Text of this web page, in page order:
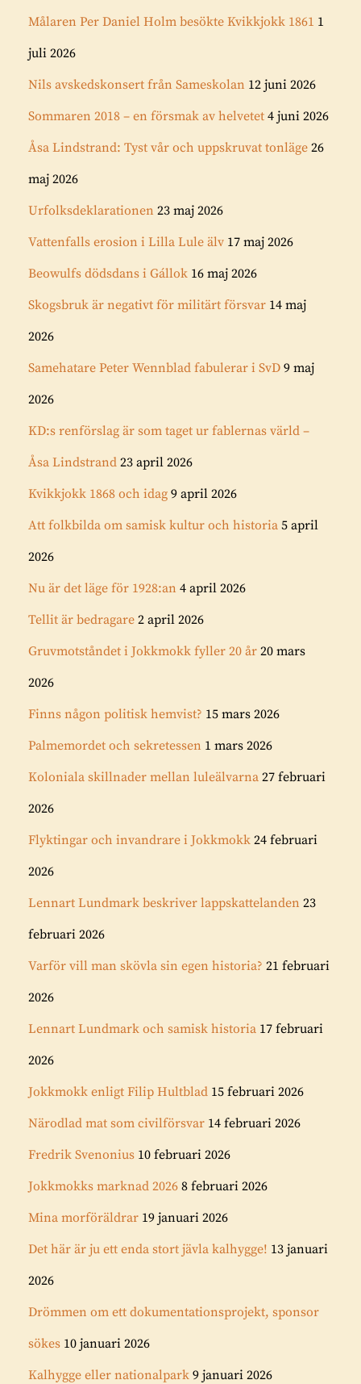
Målaren Per Daniel Holm besökte Kvikkjokk 1861 1
juli 2026
Nils avskedskonsert från Sameskolan 12 juni 2026
Sommaren 2018 – en försmak av helvetet 4 juni 2026
Åsa Lindstrand: Tyst vår och uppskruvat tonläge 26
maj 2026
Urfolksdeklarationen 23 maj 2026
Vattenfalls erosion i Lilla Lule älv 17 maj 2026
Beowulfs dödsdans i Gállok 16 maj 2026
Skogsbruk är negativt för militärt försvar 14 maj
2026
Samehatare Peter Wennblad fabulerar i SvD 9 maj
2026
KD:s renförslag är som taget ur fablernas värld –
Åsa Lindstrand 23 april 2026
Kvikkjokk 1868 och idag 9 april 2026
Att folkbilda om samisk kultur och historia 5 april
2026
Nu är det läge för 1928:an 4 april 2026
Tellit är bedragare 2 april 2026
Gruvmotståndet i Jokkmokk fyller 20 år 20 mars
2026
Finns någon politisk hemvist? 15 mars 2026
Palmemordet och sekretessen 1 mars 2026
Koloniala skillnader mellan luleälvarna 27 februari
2026
Flyktingar och invandrare i Jokkmokk 24 februari
2026
Lennart Lundmark beskriver lappskattelanden 23
februari 2026
Varför vill man skövla sin egen historia? 21 februari
2026
Lennart Lundmark och samisk historia 17 februari
2026
Jokkmokk enligt Filip Hultblad 15 februari 2026
Närodlad mat som civilförsvar 14 februari 2026
Fredrik Svenonius 10 februari 2026
Jokkmokks marknad 2026 8 februari 2026
Mina morföräldrar 19 januari 2026
Det här är ju ett enda stort jävla kalhygge! 13 januari
2026
Drömmen om ett dokumentationsprojekt, sponsor
sökes 10 januari 2026
Kalhygge eller nationalpark 9 januari 2026